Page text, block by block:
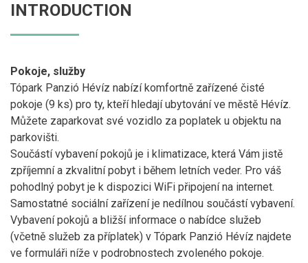
INTRODUCTION
Pokoje, služby
Tópark Panzió Hévíz nabízí komfortně zařízené čisté
pokoje (9 ks) pro ty, kteří hledají ubytování ve městě Hévíz.
Můžete zaparkovat své vozidlo za poplatek u objektu na
parkovišti.
Součástí vybavení pokojů je i klimatizace, která Vám jistě
zpříjemní a zkvalitní pobyt i během letních veder. Pro váš
pohodlný pobyt je k dispozici WiFi připojení na internet.
Samostatné sociální zařízení je nedílnou součástí vybavení.
Vybavení pokojů a bližší informace o nabídce služeb
(včetně služeb za příplatek) v Tópark Panzió Hévíz najdete
ve formuláři níže v podrobnostech zvoleného pokoje.